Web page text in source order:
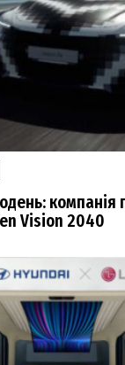
компанія
Vision 2040